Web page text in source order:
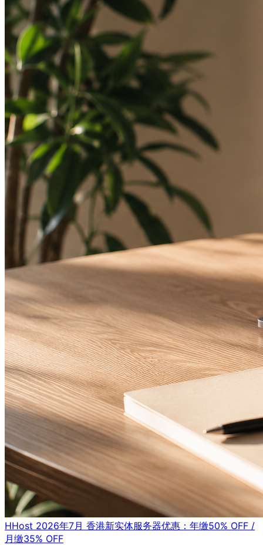
HHost 2026年7月 香港新实体服务器优惠：年缴50% OFF /
月缴35% OFF